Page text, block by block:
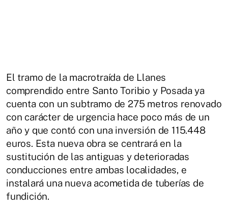
El tramo de la macrotraída de Llanes
comprendido entre Santo Toribio y Posada ya
cuenta con un subtramo de 275 metros renovado
con carácter de urgencia hace poco más de un
año y que contó con una inversión de 115.448
euros. Esta nueva obra se centrará en la
sustitución de las antiguas y deterioradas
conducciones entre ambas localidades, e
instalará una nueva acometida de tuberías de
fundición.